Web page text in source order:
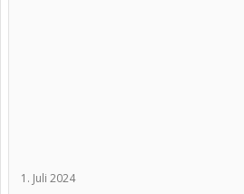
1. Juli 2024